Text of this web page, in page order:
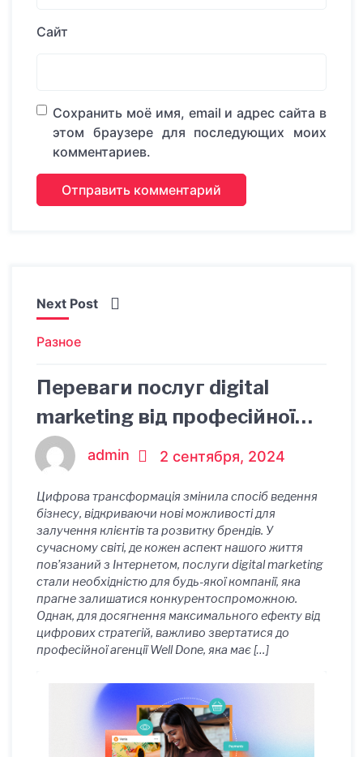
Сайт
Сохранить моё имя, email и адрес сайта в
этом браузере для последующих моих
комментариев.
Next Post
Разное
Переваги послуг digital
marketing від професійної
агенціїadmin 2 сентября, 2024
Цифрова трансформація змінила спосіб ведення
бізнесу, відкриваючи нові можливості для
залучення клієнтів та розвитку брендів. У
сучасному світі, де кожен аспект нашого життя
пов’язаний з Інтернетом, послуги digital marketing
стали необхідністю для будь-якої компанії, яка
прагне залишатися конкурентоспроможною.
Однак, для досягнення максимального ефекту від
цифрових стратегій, важливо звертатися до
професійної агенції Well Done, яка має […]